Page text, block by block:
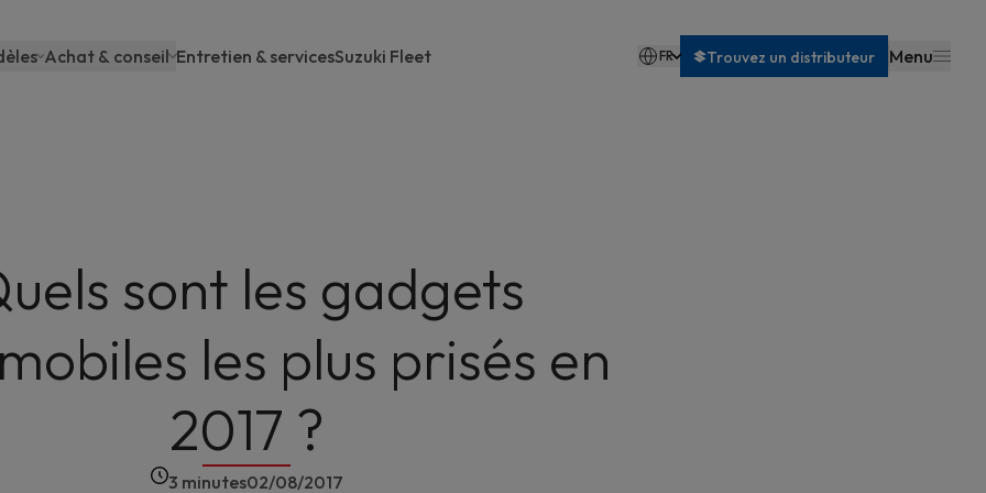
Achat & conseil Entretien & servicesSuzuki Fleet FR Trouvez un distributeur Menu
sont les gadgets
les plus prisés en
2017 ?
3 minutes02/08/2017